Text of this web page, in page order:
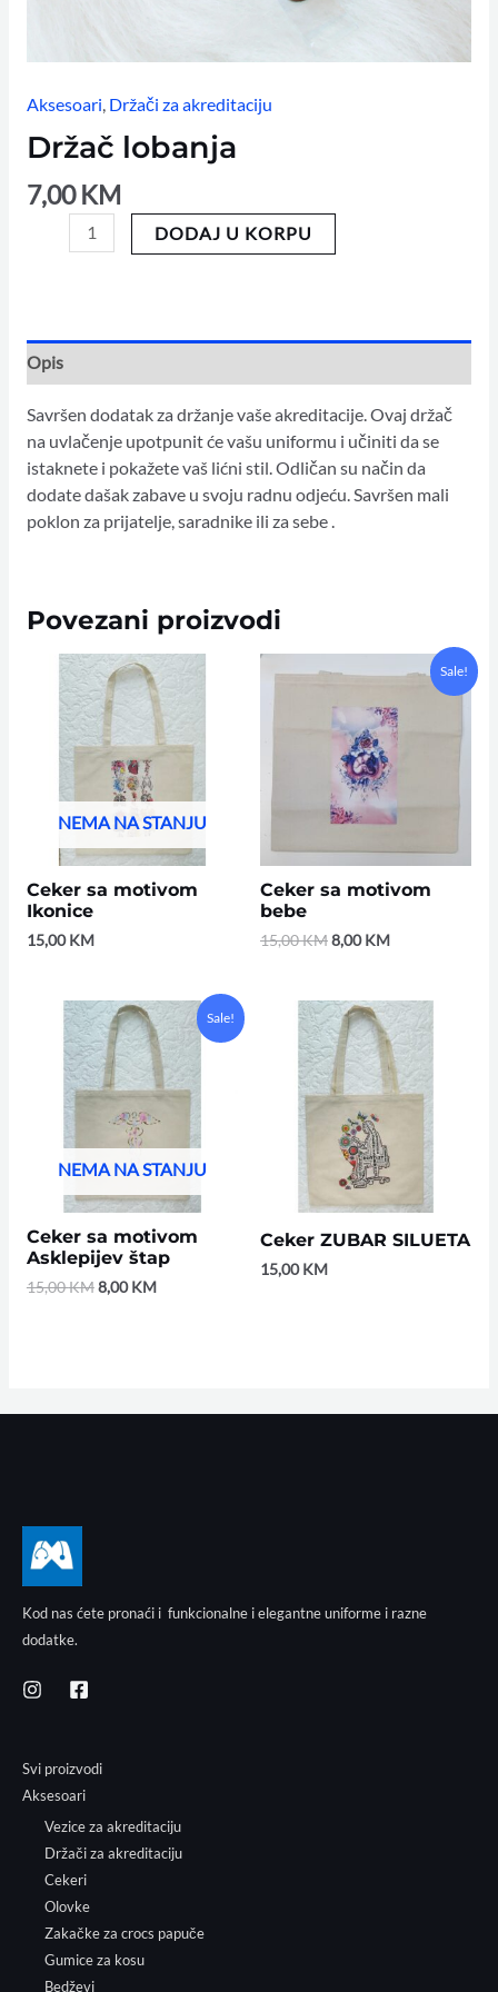
Aksesoari, Držači za akreditaciju
Držač lobanja
7,00KM
DODAJ U KORPU
Opis
Savršen dodatak za držanje vaše akreditacije. Ovaj držač
na uvlačenje upotpunit će vašu uniformu i učiniti da se
istaknete i pokažete vaš lićni stil. Odličan su način da
dodate dašak zabave u svoju radnu odjeću. Savršen mali
poklon za prijatelje, saradnike ili za sebe .
Povezani proizvodi
NEMA NA STANJU
Ceker sa motivom
Ikonice
15,00KM
Sale!
Ceker sa motivom
bebe
15,00KM
was:
15,00 KM.
8,00KM
Current
is:
8,00 KM.
Sale!
NEMA NA STANJU
Ceker sa motivom
Asklepijev štap
15,00KM
Original
price
was:
15,00 KM.
8,00KM
Current
price
is:
8,00 KM.
Ceker ZUBAR SILUETA
15,00KM
Kod nas ćete pronaći i funkcionalne i elegantne uniforme i razne
dodatke.
Svi proizvodi
Aksesoari
Vezice za akreditaciju
Držači za akreditaciju
Cekeri
Olovke
Zakačke za crocs papuče
Gumice za kosu
Bedževi